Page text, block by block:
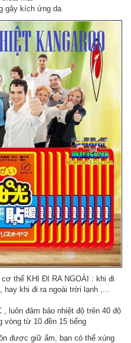
gây kích ứng da
thể KHI ĐI RA NGOÀI : khi đi
khi đi ra ngoài trời lạnh ,...
luôn đảm bảo nhiệt độ trên 40 độ
vòng từ 10 đền 15 tiếng
được giữ ấm, bạn có thể xúng